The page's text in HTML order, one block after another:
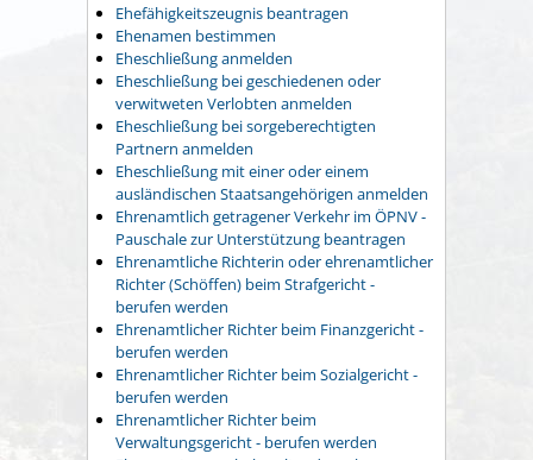
Ehefähigkeitszeugnis beantragen
Ehenamen bestimmen
Eheschließung anmelden
Eheschließung bei geschiedenen oder
verwitweten Verlobten anmelden
Eheschließung bei sorgeberechtigten
Partnern anmelden
Eheschließung mit einer oder einem
ausländischen Staatsangehörigen anmelden
Ehrenamtlich getragener Verkehr im ÖPNV -
Pauschale zur Unterstützung beantragen
Ehrenamtliche Richterin oder ehrenamtlicher
Richter (Schöffen) beim Strafgericht -
berufen werden
Ehrenamtlicher Richter beim Finanzgericht -
berufen werden
Ehrenamtlicher Richter beim Sozialgericht -
berufen werden
Ehrenamtlicher Richter beim
Verwaltungsgericht - berufen werden